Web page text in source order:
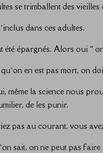
se trimballent des
dans ces adultes.
été épargnés. Alors oui «
en est pas mort, on
même la science nous
de les punir.
pas au courant, vous
sait, on ne peut pas